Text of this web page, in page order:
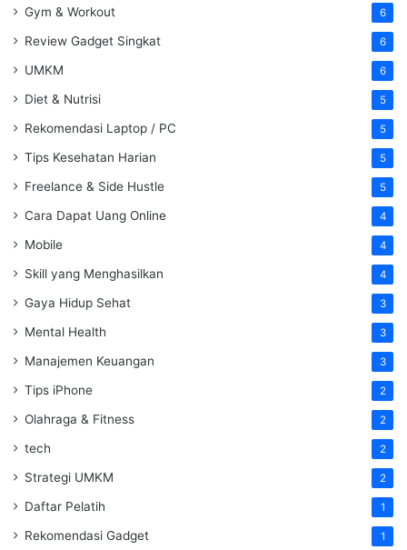
Gym & Workout 6
Review Gadget Singkat 6
UMKM 6
Diet & Nutrisi 5
Rekomendasi Laptop / PC 5
Tips Kesehatan Harian 5
Freelance & Side Hustle 5
Cara Dapat Uang Online 4
Mobile 4
Skill yang Menghasilkan 4
Gaya Hidup Sehat 3
Mental Health 3
Manajemen Keuangan 3
Tips iPhone 2
Olahraga & Fitness 2
tech 2
Strategi UMKM 2
Daftar Pelatih 1
Rekomendasi Gadget 1